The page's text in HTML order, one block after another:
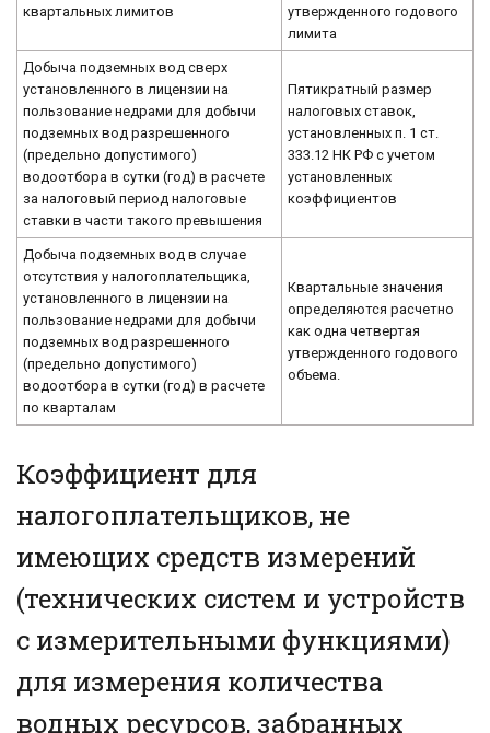
квартальных лимитов
утвержденного годового
лимита
Добыча подземных вод сверх
установленного в лицензии на
пользование недрами для добычи
подземных вод разрешенного
(предельно допустимого)
водоотбора в сутки (год) в расчете
за налоговый период налоговые
ставки в части такого превышения
Пятикратный размер
налоговых ставок,
установленных п. 1 ст.
333.12 НК РФ с учетом
установленных
коэффициентов
Добыча подземных вод в случае
отсутствия у налогоплательщика,
установленного в лицензии на
пользование недрами для добычи
подземных вод разрешенного
(предельно допустимого)
водоотбора в сутки (год) в расчете
по кварталам
Квартальные значения
определяются расчетно
как одна четвертая
утвержденного годового
объема.
Коэффициент для
налогоплательщиков, не
имеющих средств измерений
(технических систем и устройств
с измерительными функциями)
для измерения количества
водных ресурсов, забранных